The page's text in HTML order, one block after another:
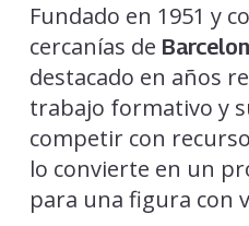
Fundado en 1951 y
cercanías de
destacado en años
trabajo formativo y
competir con
lo convierte en un
para una figura con